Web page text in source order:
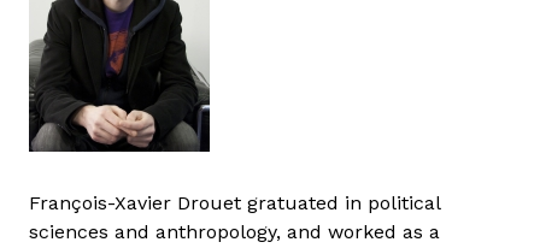
François-Xavier Drouet gratuated in political
sciences and anthropology, and worked as a